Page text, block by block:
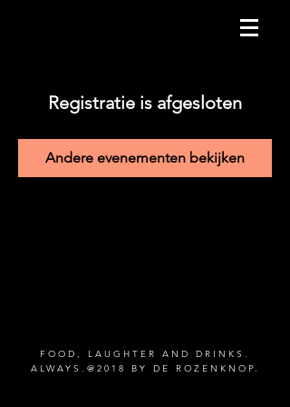
Registratie is afgesloten
Andere evenementen bekijken
FOOD, LAUGHTER AND DRINKS.
ALWAYS.@2018 BY DE ROZENKNOP.